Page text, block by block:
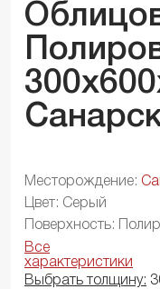
Месторождение:
Цвет: Серый
Поверхность:
Все
характеристики
Выбрать толщину: